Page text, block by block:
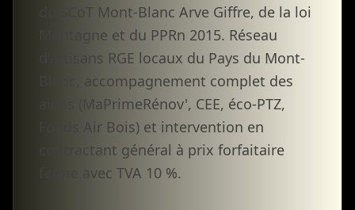
du SCoT Mont-Blanc Arve Giffre, de la loi
Montagne et du PPRn 2015. Réseau
d'artisans RGE locaux du Pays du Mont-
Blanc, accompagnement complet des
aides (MaPrimeRénov', CEE, éco-PTZ,
Fonds Air Bois) et intervention en
contractant général à prix forfaitaire
ferme avec TVA 10 %.